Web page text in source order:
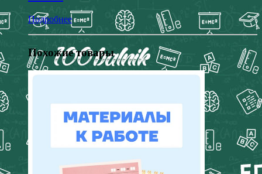
Подробнее
Похожие товары